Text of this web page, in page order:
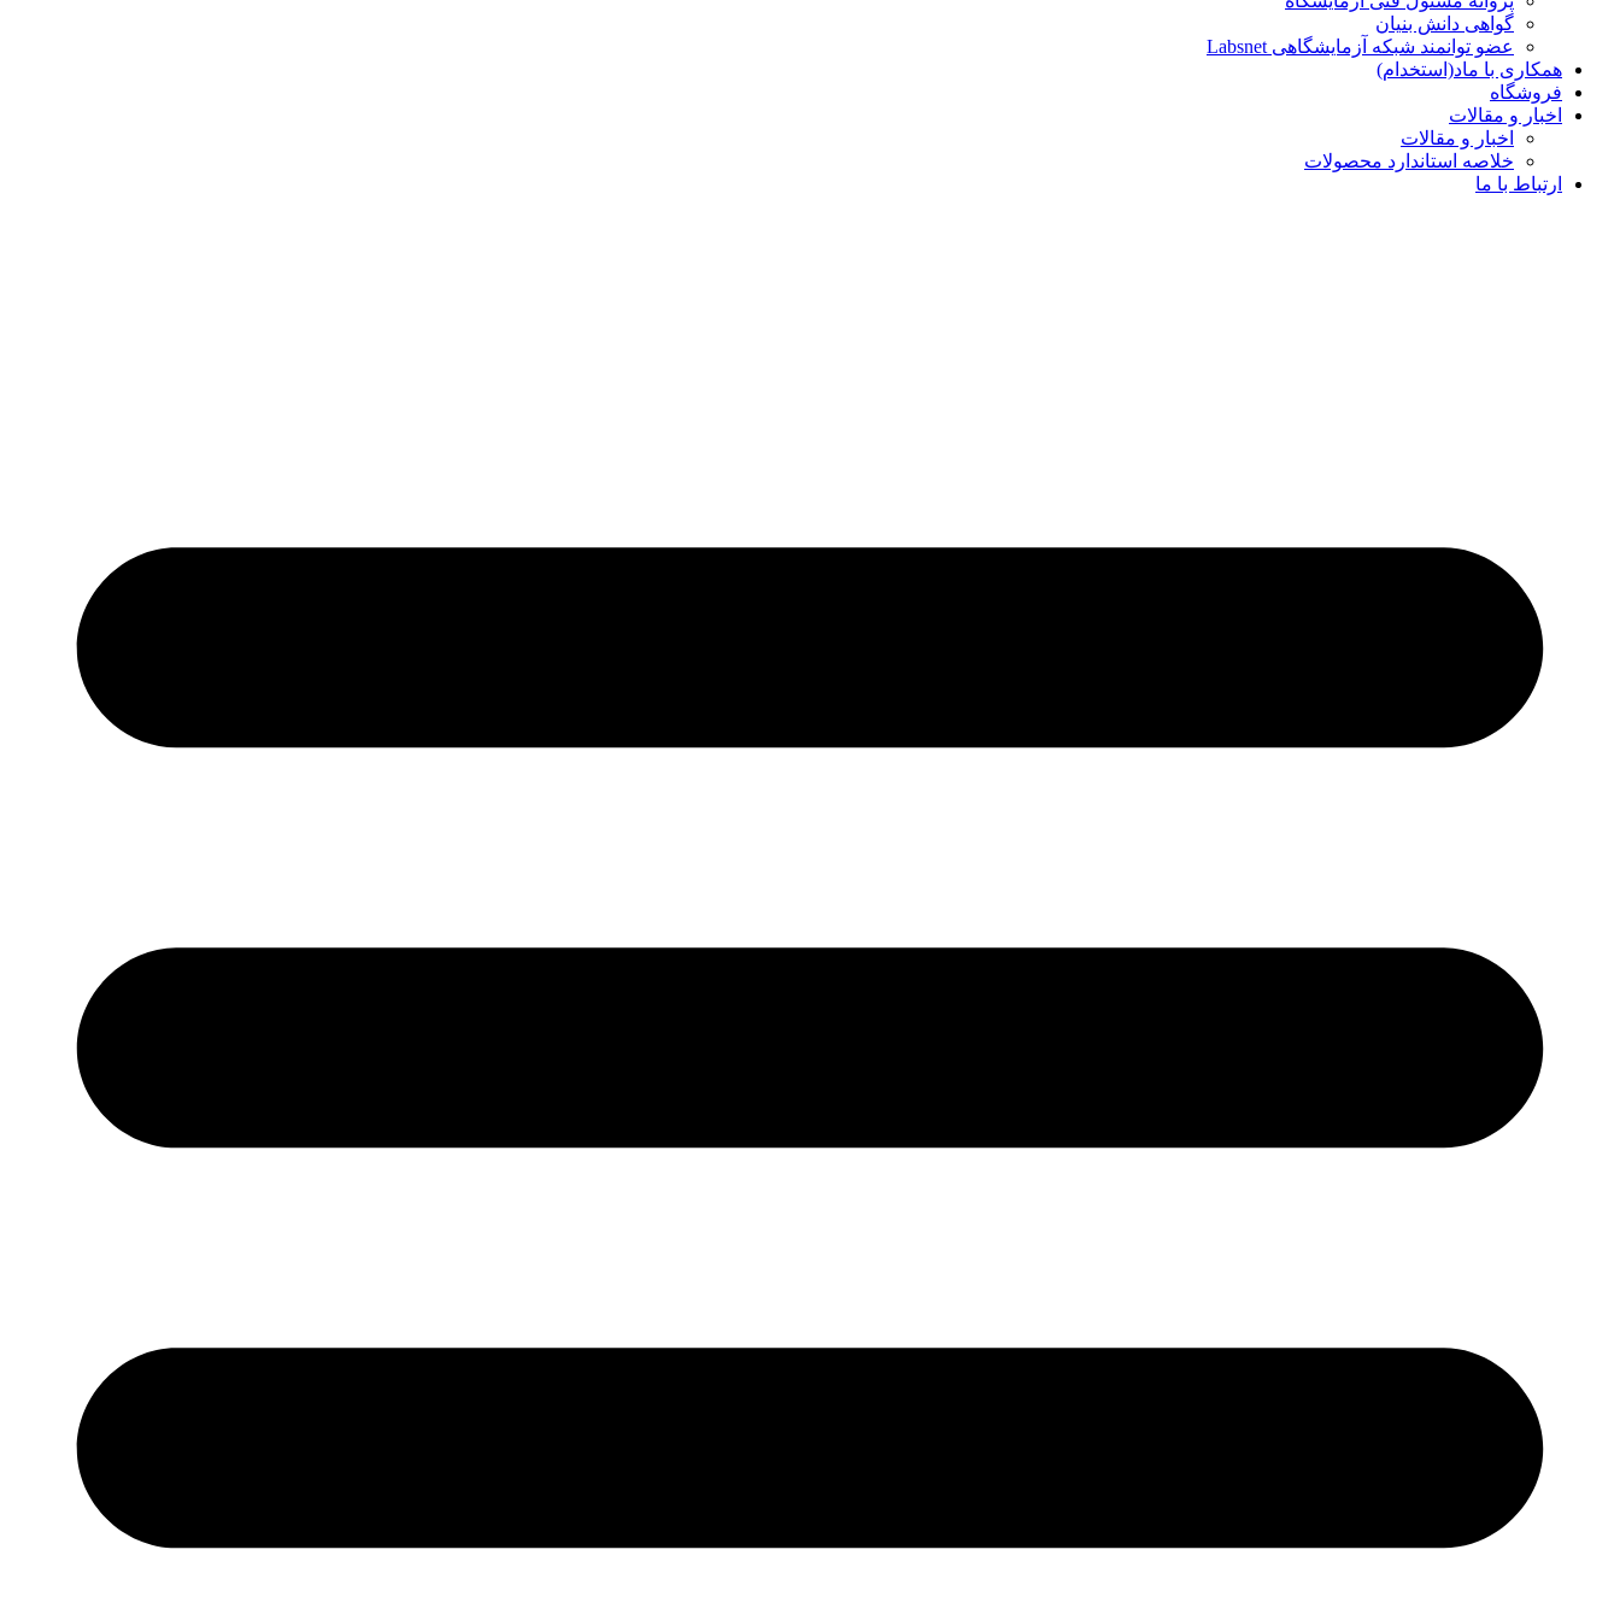
گواهی دانش بنیان
عضو توانمند شبکه آزمایشگاهی Labsnet
همکاری با ماد(استخدام)
فروشگاه
اخبار و مقالات
اخبار و مقالات
خلاصه استاندارد محصولات
ارتباط با ما